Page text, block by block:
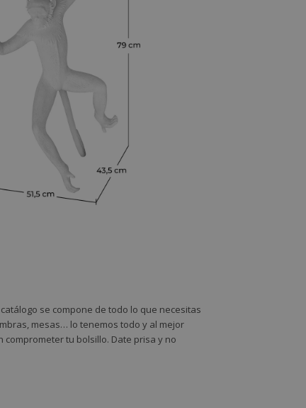
se compone de todo lo que necesitas
mesas… lo tenemos todo y al mejor
tu bolsillo. Date prisa y no